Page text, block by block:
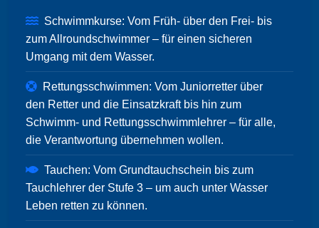
Schwimmkurse: Vom Früh- über den Frei- bis
zum Allroundschwimmer – für einen sicheren
Umgang mit dem Wasser.
Rettungsschwimmen: Vom Juniorretter über
den Retter und die Einsatzkraft bis hin zum
Schwimm- und Rettungsschwimmlehrer – für alle,
die Verantwortung übernehmen wollen.
Tauchen: Vom Grundtauchschein bis zum
Tauchlehrer der Stufe 3 – um auch unter Wasser
Leben retten zu können.